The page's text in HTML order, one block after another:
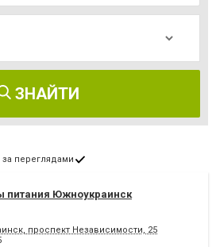
ЗНАЙТИ
за переглядами
питания Южноукраинск
проспект Независимости, 25